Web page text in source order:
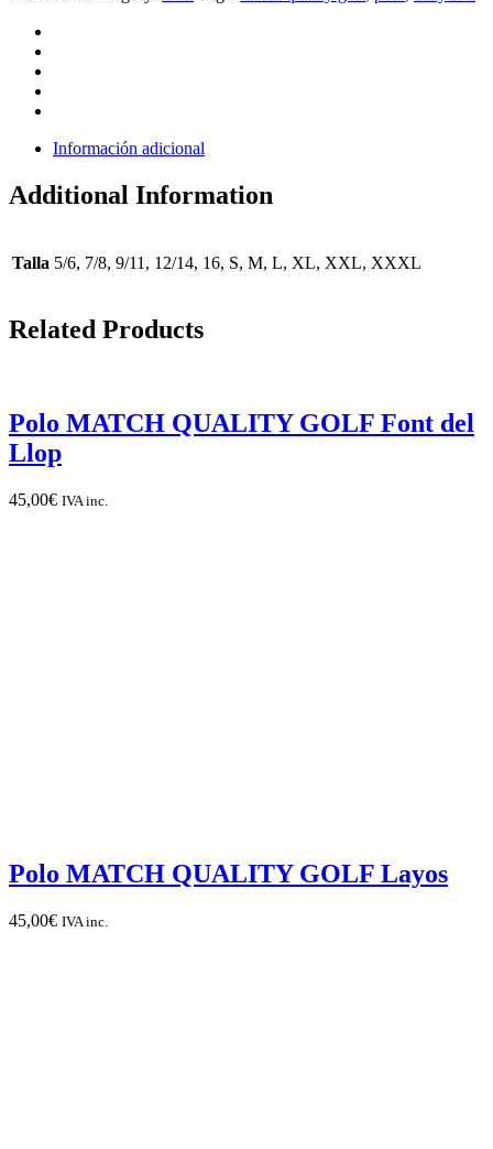
Información adicional
Additional Information
Talla 5/6, 7/8, 9/11, 12/14, 16, S, M, L, XL, XXL, XXXL
Related Products
Polo MATCH QUALITY GOLF Font del
Llop
45,00€ IVA inc.
Polo MATCH QUALITY GOLF Layos
45,00€ IVA inc.